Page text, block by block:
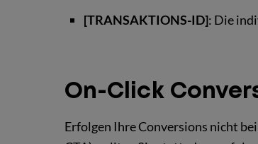
[TRANSAKTIONS-ID]: Die
On-Click
Erfolgen Ihre Conversions nicht